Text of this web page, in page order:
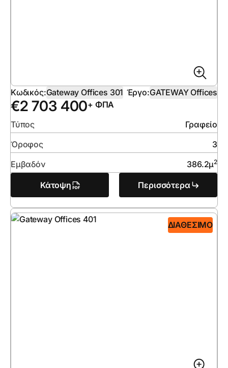
Κωδικός:Gateway Offices 301 Έργο:GATEWAY Offices
€2 703 400+ ΦΠΑ
Τύπος
Γραφείο
Όροφος
3
Εμβαδόν
386.2μ2
Κάτοψη Περισσότερα
ΔΙΑΘΈΣΙΜΟ